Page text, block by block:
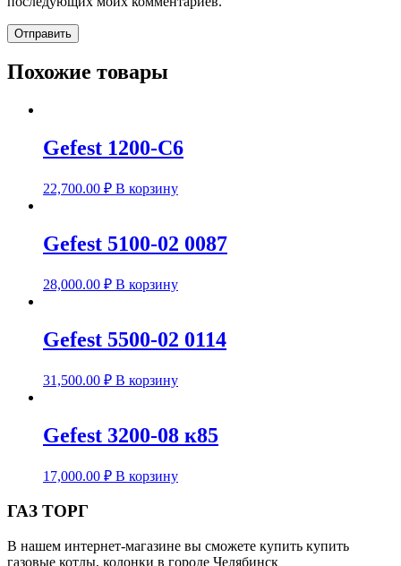
Похожие товары
Gefest 1200-C6
22,700.00 ₽ В корзину
Gefest 5100-02 0087
28,000.00 ₽ В корзину
Gefest 5500-02 0114
31,500.00 ₽ В корзину
Gefest 3200-08 к85
17,000.00 ₽ В корзину
ГАЗ ТОРГ
В нашем интернет-магазине вы сможете купить купить
газовые котлы, колонки в городе Челябинск